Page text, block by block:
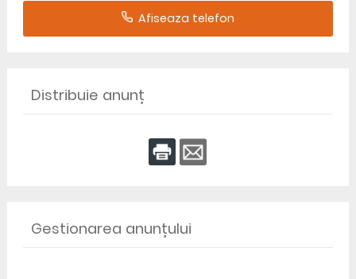
Afiseaza telefon
Distribuie anunț
Gestionarea anunțului